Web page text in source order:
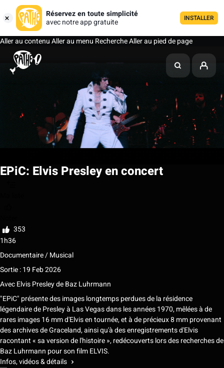
Réservez en toute simplicité
avec notre app gratuite
INSTALLER
Aller au contenuAller au menu RechercheAller au pied de page
EPiC: Elvis Presley en concert
353
1h36
Documentaire / Musical
Sortie : 19 Feb 2026
AvecElvis PresleydeBaz Luhrmann
"EPiC" présente des images longtemps perdues de la résidence
légendaire de Presley à Las Vegas dans les années 1970, mêlées à de
rares images 16 mm d'Elvis en tournée, et à de précieux 8 mm provenant
des archives de Graceland, ainsi qu'à des enregistrements d'Elvis
racontant « sa version de l'histoire », redécouverts lors des recherches de
Baz Luhrmann pour son film ELVIS.
Infos, vidéos & détails